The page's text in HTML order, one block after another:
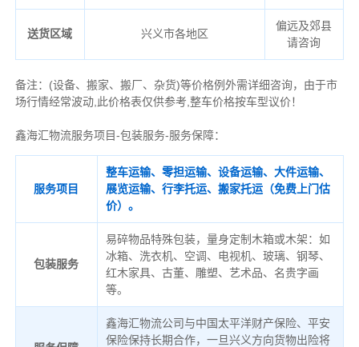
送货区域 兴义市各地区
偏远及郊县
请咨询
备注： (设备、搬家、搬厂、杂货)等价格例外需详细咨询，由于市
场行情经常波动,此价格表仅供参考,整车价格按车型议价！
鑫海汇物流服务项目-包装服务-服务保障：
服务项目
整车运输、零担运输、设备运输、大件运输、
展览运输、行李托运、搬家托运（免费上门估
价）。
包装服务
易碎物品特殊包装，量身定制木箱或木架：如
冰箱、洗衣机、空调、电视机、玻璃、钢琴、
红木家具、古董、雕塑、艺术品、名贵字画
等。
鑫海汇物流公司与中国太平洋财产保险、平安
保险保持长期合作，一旦兴义方向货物出险将